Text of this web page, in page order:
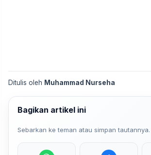
Ditulis oleh Muhammad Nurseha
Bagikan artikel ini
Sebarkan ke teman atau simpan tautannya.